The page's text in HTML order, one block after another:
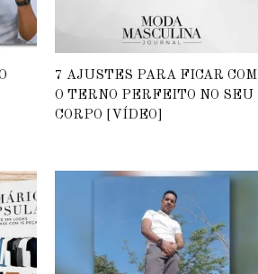
7 AJUSTES PARA FICAR COM
O TERNO PERFEITO NO SEU
CORPO [VÍDEO]